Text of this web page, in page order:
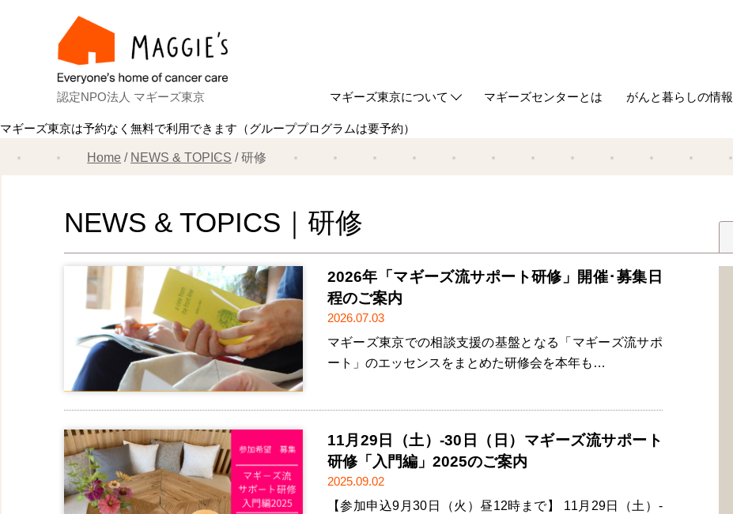
認定NPO法人 マギーズ東京 マギーズ東京について
About us
マギーズ東京ってどんなところ？
建築とデザイン
スケジュール
共同代表からのご挨拶
理事の紹介
スタッフ
マギーズ流サポート研修
マギーズセンターとは がんと暮らしの情報
マギーズ東京は予約なく無料で利用できます（グループプログラムは要予約）
Home NEWS & TOPICS 研修
NEWS & TOPICS｜研修
2026年「マギーズ流サポート研修」開催･募集日
程のご案内
2026.07.03
マギーズ東京での相談支援の基盤となる「マギーズ流サポ
ート」のエッセンスをまとめた研修会を本年も…
11月29日（土）-30日（日）マギーズ流サポート
研修「入門編」2025のご案内
2025.09.02
【参加申込9月30日（火）昼12時まで】 11月29日（土）-